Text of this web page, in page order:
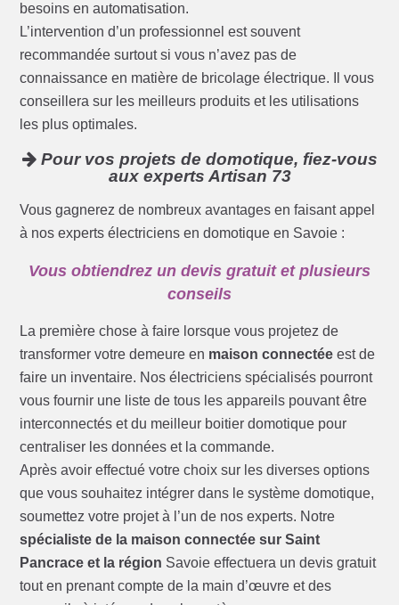
besoins en automatisation.
L’intervention d’un professionnel est souvent
recommandée surtout si vous n’avez pas de
connaissance en matière de bricolage électrique. Il vous
conseillera sur les meilleurs produits et les utilisations
les plus optimales.
Pour vos projets de domotique, fiez-vous
aux experts Artisan 73
Vous gagnerez de nombreux avantages en faisant appel
à nos experts électriciens en domotique en Savoie :
Vous obtiendrez un devis gratuit et plusieurs
conseils
La première chose à faire lorsque vous projetez de
transformer votre demeure en maison connectée est de
faire un inventaire. Nos électriciens spécialisés pourront
vous fournir une liste de tous les appareils pouvant être
interconnectés et du meilleur boitier domotique pour
centraliser les données et la commande.
Après avoir effectué votre choix sur les diverses options
que vous souhaitez intégrer dans le système domotique,
soumettez votre projet à l’un de nos experts. Notre
spécialiste de la maison connectée sur Saint
Pancrace et la région Savoie effectuera un devis gratuit
tout en prenant compte de la main d’œuvre et des